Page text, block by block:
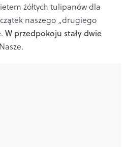
żółtych tulipanów dla
naszego „drugiego
W przedpokoju stały dwie